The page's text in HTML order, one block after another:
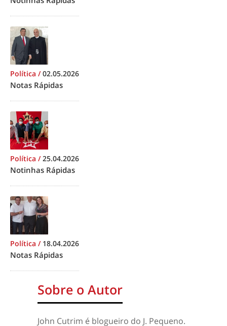
Política /02.05.2026
Notas Rápidas
Política /25.04.2026
Notinhas Rápidas
Política / 18.04.2026
Notas Rápidas
Sobre o Autor
John Cutrim é blogueiro do J. Pequeno.